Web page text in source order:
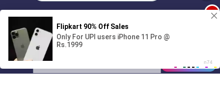
01/07
00:00
Поиграешь со мной? 💖🐾
1